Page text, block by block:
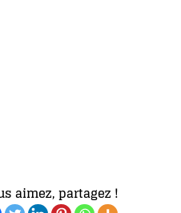
aimez, partagez !